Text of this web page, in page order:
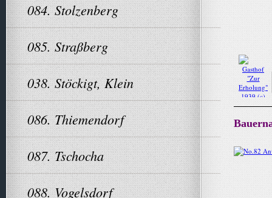
084. Stolzenberg
085. Straßberg
038. Stöckigt, Klein
086. Thiemendorf
087. Tschocha
088. Vogelsdorf